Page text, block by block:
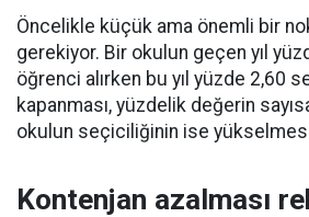
Öncelikle küçük ama önemli bir
gerekiyor. Bir okulun geçen yıl
öğrenci alırken bu yıl yüzde 2,60
kapanması, yüzdelik değerin
okulun seçiciliğinin ise yükselmesi
Kontenjan azalması